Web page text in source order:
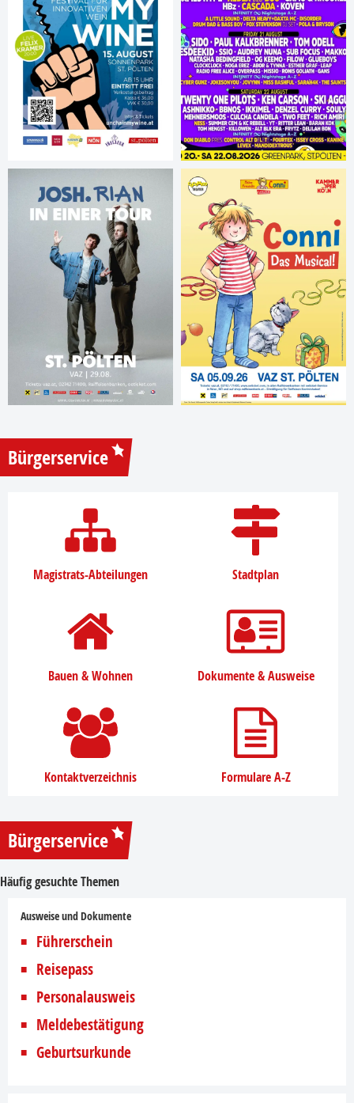
Bürgerservice
Magistrats-Abteilungen Stadtplan
Bauen & Wohnen Dokumente & Ausweise
Kontaktverzeichnis Formulare A-Z
Bürgerservice
Häufig gesuchte Themen
Ausweise und Dokumente
Führerschein
Reisepass
Personalausweis
Meldebestätigung
Geburtsurkunde